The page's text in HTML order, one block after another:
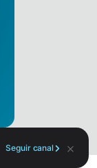
Seguir canal ×